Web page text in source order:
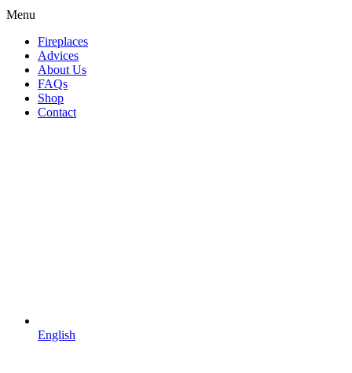
Menu
Fireplaces
Advices
About Us
FAQs
Shop
Contact
English